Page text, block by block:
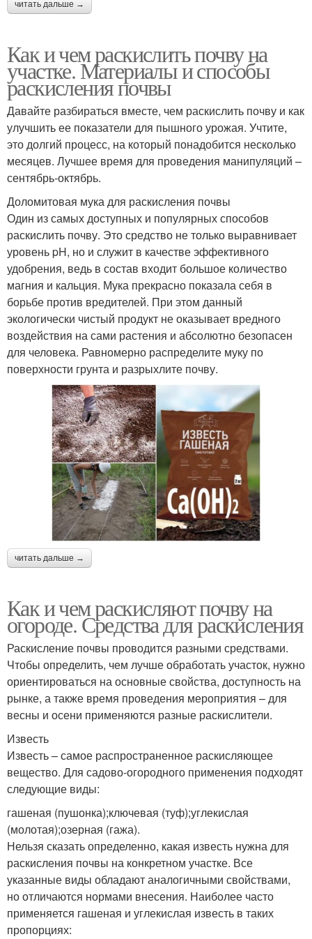
читать дальше →
Как и чем раскислить почву на
участке. Материалы и способы
раскисления почвы
Давайте разбираться вместе, чем раскислить почву и как
улучшить ее показатели для пышного урожая. Учтите,
это долгий процесс, на который понадобится несколько
месяцев. Лучшее время для проведения манипуляций –
сентябрь-октябрь.
Доломитовая мука для раскисления почвы
Один из самых доступных и популярных способов
раскислить почву. Это средство не только выравнивает
уровень pH, но и служит в качестве эффективного
удобрения, ведь в состав входит большое количество
магния и кальция. Мука прекрасно показала себя в
борьбе против вредителей. При этом данный
экологически чистый продукт не оказывает вредного
воздействия на сами растения и абсолютно безопасен
для человека. Равномерно распределите муку по
поверхности грунта и разрыхлите почву.
читать дальше →
Как и чем раскисляют почву на
огороде. Средства для раскисления
Раскисление почвы проводится разными средствами.
Чтобы определить, чем лучше обработать участок, нужно
ориентироваться на основные свойства, доступность на
рынке, а также время проведения мероприятия – для
весны и осени применяются разные раскислители.
Известь
Известь – самое распространенное раскисляющее
вещество. Для садово-огородного применения подходят
следующие виды:
гашеная (пушонка);ключевая (туф);углекислая
(молотая);озерная (гажа).
Нельзя сказать определенно, какая известь нужна для
раскисления почвы на конкретном участке. Все
указанные виды обладают аналогичными свойствами,
но отличаются нормами внесения. Наиболее часто
применяется гашеная и углекислая известь в таких
пропорциях: